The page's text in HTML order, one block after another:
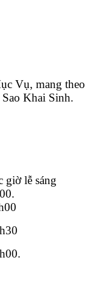
Vụ, mang theo
Khai Sinh.
giờ lễ sáng